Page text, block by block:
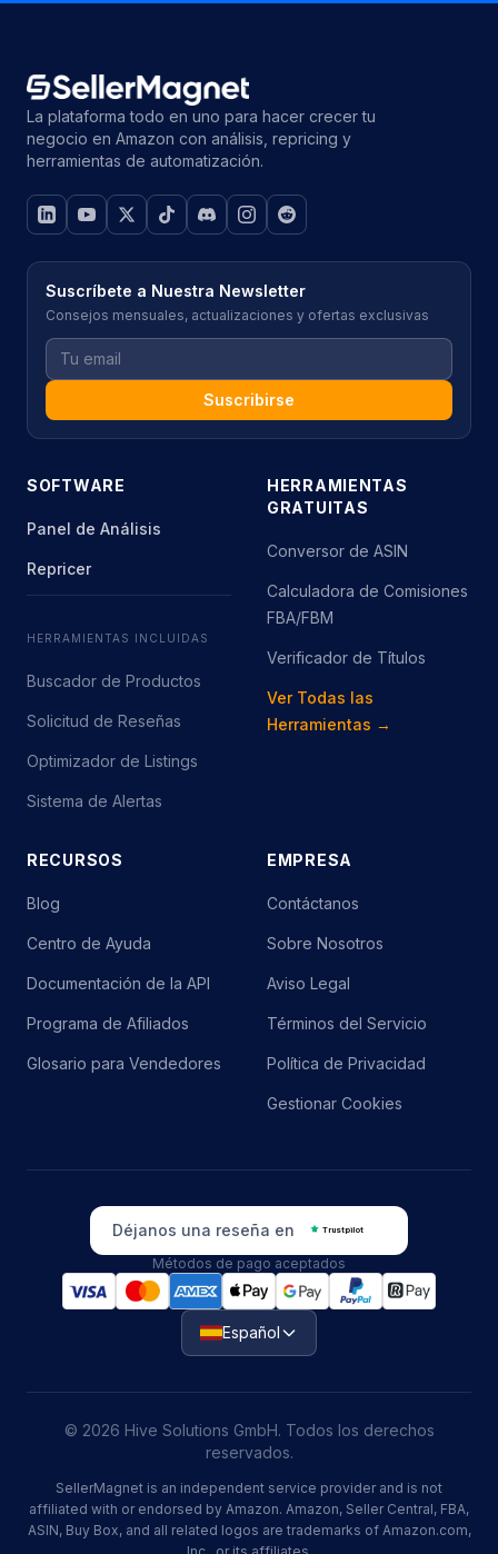
La plataforma todo en uno para hacer crecer tu
negocio en Amazon con análisis, repricing y
herramientas de automatización.
Suscríbete a Nuestra Newsletter
Consejos mensuales, actualizaciones y ofertas exclusivas
Suscribirse
SOFTWARE
Panel de Análisis
Repricer
HERRAMIENTAS INCLUIDAS
Buscador de Productos
Solicitud de Reseñas
Optimizador de Listings
Sistema de Alertas
HERRAMIENTAS
GRATUITAS
Conversor de ASIN
Calculadora de Comisiones
FBA/FBM
Verificador de Títulos
Ver Todas las
Herramientas →
RECURSOS
Blog
Centro de Ayuda
Documentación de la API
Programa de Afiliados
Glosario para Vendedores
EMPRESA
Contáctanos
Sobre Nosotros
Aviso Legal
Términos del Servicio
Política de Privacidad
Gestionar Cookies
Déjanos una reseña en Trustpilot
Métodos de pago aceptados
Español
© 2026 Hive Solutions GmbH. Todos los derechos
reservados.
SellerMagnet is an independent service provider and is not
affiliated with or endorsed by Amazon. Amazon, Seller Central, FBA,
ASIN, Buy Box, and all related logos are trademarks of Amazon.com,